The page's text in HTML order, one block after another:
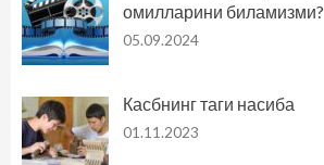
омилларини биламизми?
05.09.2024
Касбнинг таги насиба
01.11.2023